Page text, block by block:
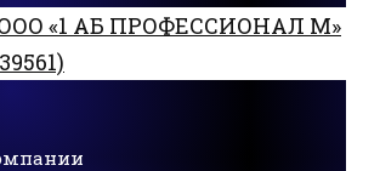
«1 АБ ПРОФЕССИОНАЛ М»